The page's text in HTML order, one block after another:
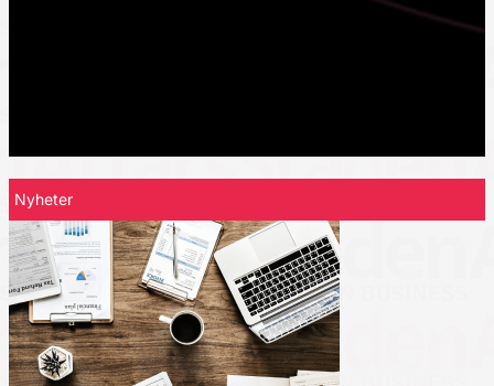
Nyheter